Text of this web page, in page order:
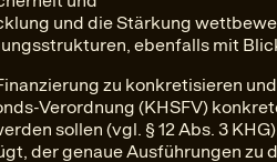
und die Stärkung
ebenfalls mit
zu konkretisieren
Verordnung (KHSFV)
sollen (vgl. § 12 Abs. 3
der genaue Ausführungen zu